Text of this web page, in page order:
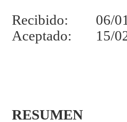
Recibido: 06/
Aceptado: 15/
RESUMEN